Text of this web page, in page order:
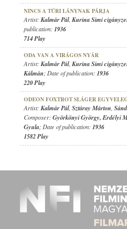
NINCS A TÚRI LÁNYNAK PÁRJA
Artist: Kalmár Pál, Kurina Simi
publication: 1936
714 Play
ODA VAN A VIRÁGOS NYÁR
Artist: Kalmár Pál, Kurina Simi
Kálmán; Date of publication: 1936
220 Play
ODEON FOXTROT SLÁGER
Artist: Kalmár Pál, Sztáray Márton
Composer: Györkönyi György, Erdélyi
Gyula; Date of publication: 1936
1582 Play